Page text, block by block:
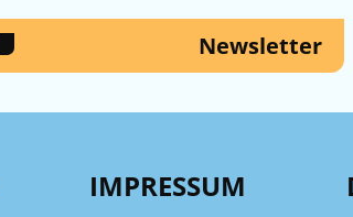
Newsletter
IMPRESSUM